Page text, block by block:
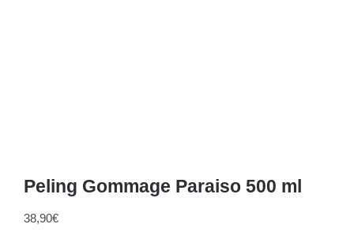
Peling Gommage Paraiso 500 ml
38,90€